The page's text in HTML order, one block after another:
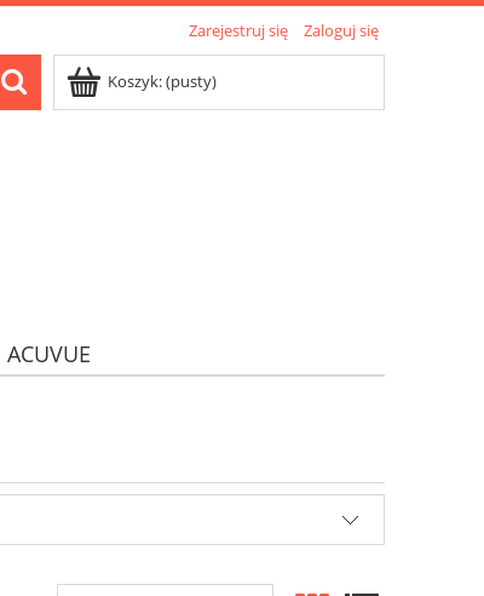
Zarejestruj się Zaloguj się
Koszyk:(pusty)
ACUVUE